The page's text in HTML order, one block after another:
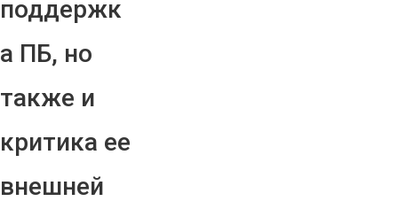
поддержк
а ПБ, но
также и
критика ее
внешней